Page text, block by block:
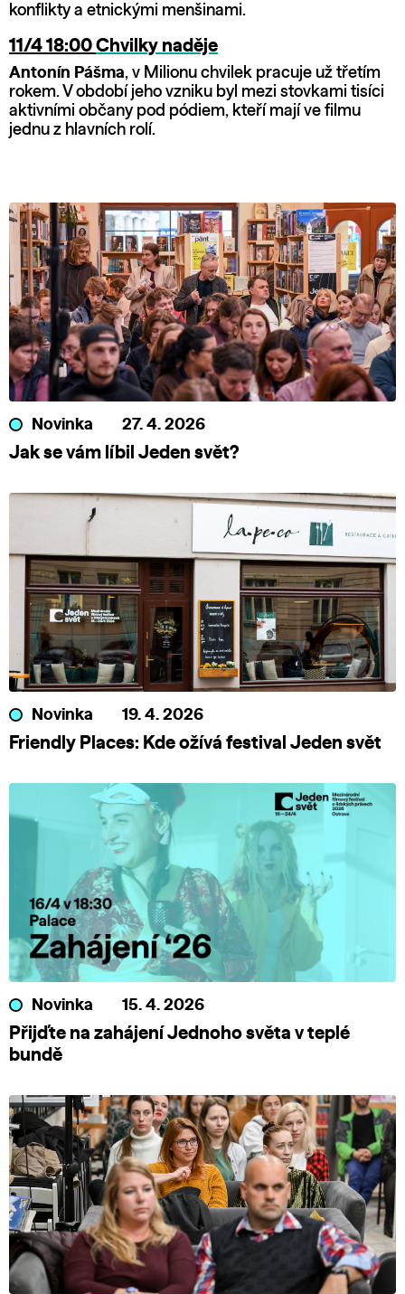
konflikty a etnickými menšinami.
11/4 18:00 Chvilky naděje
Antonín Pášma, v Milionu chvilek pracuje už třetím
rokem. V období jeho vzniku byl mezi stovkami tisíci
aktivními občany pod pódiem, kteří mají ve filmu
jednu z hlavních rolí.
Novinka 27. 4. 2026
Jak se vám líbil Jeden svět?
Novinka 19. 4. 2026
Friendly Places: Kde ožívá festival Jeden svět
Novinka 15. 4. 2026
Přijďte na zahájení Jednoho světa v teplé
bundě